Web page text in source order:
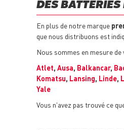
DES
En plus de notre marque
que nous distribuons est
Nous sommes en mesure
Atlet, Ausa, Balkancar,
Komatsu, Lansing, Linde,
Yale
Vous n'avez pas trouvé ce